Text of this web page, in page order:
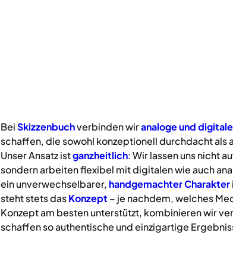
BeiSkizzenbuchverbinden wiranalogeunddigitale
schaffen, die sowohl konzeptionell durchdacht als
Unser Ansatz istganzheitlich: Wir lassen uns nicht
sondern arbeiten flexibel mit digitalen wie auch
ein unverwechselbarer, handgemachter Charakter
steht stets dasKonzept – je nachdem, welches
Konzept am besten unterstützt, kombinieren wir
schaffen so authentische und einzigartige